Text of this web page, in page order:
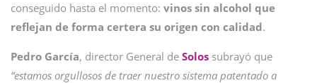
conseguido hasta el momento: vinos sin alcohol que
reflejan de forma certera su origen con calidad.
Pedro García, director General de Solos subrayó que
“estamos orgullosos de traer nuestro sistema patentado a